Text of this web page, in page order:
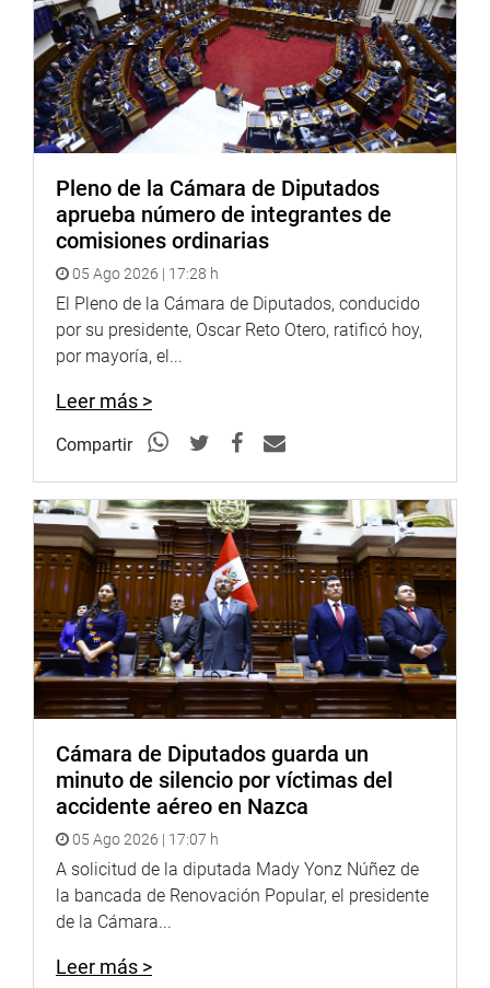
28 de Julio en Ventanilla.
“Les molesta que estemos acá haciendo nuestro trabajo.
Habiendo tanta delincuencia en el Callao, nos detienen
por cumplir con nuestra tarea parlamentaria. Esto es lo
que pasa cuando se trabaja bien por el Callao”, expresó
CAJAMARCA
Entretanto, el legislador Hans Troyes Delgado se reunió
con el director de EsSalud de Chota, Saúl Rimarachín
Tarrillo, con quien conversó sobre el avance de la
construcción del hospital modular de Chota.
pacientes con COVID-19, así como a los ciudadanos de
El legislador Manuel Aguilar Zamora, por su lado, visitó la
comunidad nativa Wayku en Lamas, en recordación de la
celebración del Día del Idioma Nativo.
de Desarrollo Social de la provincia, a quienes agradeció
Pleno de la Cámara de Diputados
aprueba número de integrantes de
comisiones ordinarias
05 Ago 2026 | 17:28 h
El Pleno de la Cámara de Diputados, conducido
por su presidente, Oscar Reto Otero, ratificó hoy,
por mayoría, el...
Leer más >
Compartir
Cámara de Diputados guarda un
minuto de silencio por víctimas del
accidente aéreo en Nazca
05 Ago 2026 | 17:07 h
A solicitud de la diputada Mady Yonz Núñez de
la bancada de Renovación Popular, el presidente
de la Cámara...
Leer más >